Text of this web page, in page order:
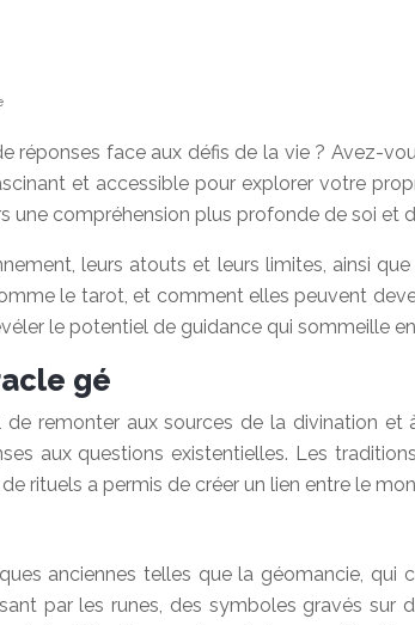
face aux défis de la vie ? Avez-
et accessible pour explorer votre
compréhension plus profonde de soi et
leurs atouts et leurs limites, ainsi
le tarot, et comment elles peuvent
le potentiel de guidance qui sommeille
gé
remonter aux sources de la divination et
aux questions existentielles. Les
rituels a permis de créer un lien entre le
anciennes telles que la géomancie,
par les runes, des symboles gravés